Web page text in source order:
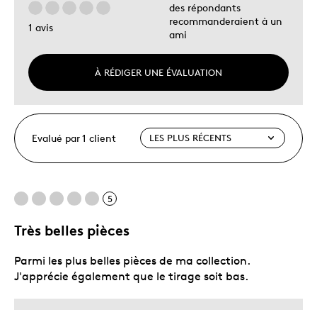
1 avis
À RÉDIGER UNE ÉVALUATION
des répondants
recommanderaient à un
ami
Evalué par 1 client
5
Très belles pièces
Parmi les plus belles pièces de ma collection.
J'apprécie également que le tirage soit bas.